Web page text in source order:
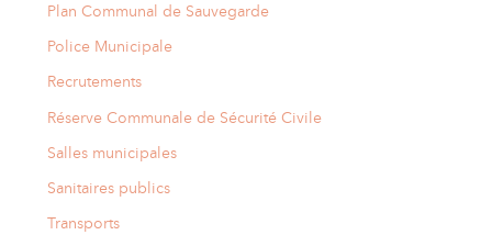
Plan Communal de Sauvegarde
Police Municipale
Recrutements
Réserve Communale de Sécurité Civile
Salles municipales
Sanitaires publics
Transports